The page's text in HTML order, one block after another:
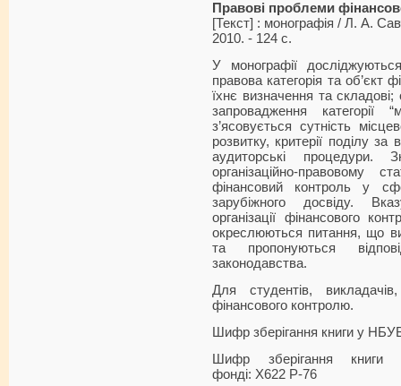
Правові проблеми
[Текст] : монографія / Л. А.
2010. - 124 с.
У монографії
правова категорія та об’єкт
їхнє визначення та
запровадження категорії
з’ясовується сутність
розвитку, критерії поділу
аудиторські процедури.
організаційно-правовому
фінансовий контроль у
зарубіжного досвіду.
організації фінансового
окреслюються питання, що
та пропонуються
законодавства.
Для студентів, викладачів,
фінансового контролю.
Шифр зберігання книги у
Шифр зберігання книги
фонді: Х622 Р-76